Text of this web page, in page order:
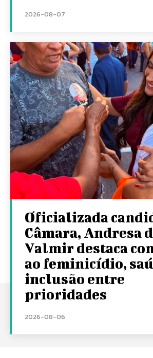
2026-08-07
Oficializada
Câmara, Andresa
Valmir destaca
ao feminicídio,
inclusão entre
prioridades
2026-08-06